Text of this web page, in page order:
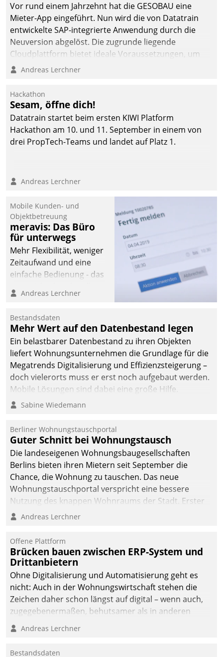
Vor rund einem Jahrzehnt hat die GESOBAU eine
Mieter-App eingeführt. Nun wird die von Datatrain
entwickelte SAP-integrierte Anwendung durch die
Neuversion abgelöst. Die zugrunde liegende
Cloudplattform bietet ideale Voraussetzungen, um
die Funktionalität der App zu erweitern und weitere
integrieren.
Andreas Lerchner
Hackathon
Sesam, öffne dich!
Datatrain startet beim ersten KIWI Platform
Hackathon am 10. und 11. September in einem von
drei PropTech-Teams und landet auf Platz 1.
Andreas Lerchner
Mobile Kunden- und
Objektbetreuung
meravis: Das Büro
für unterwegs
Mehr Flexibilität, weniger
Zeitaufwand und eine
einfache Bedienung - das
Cockpit für mobile
Datatrain. Die meravis
Wohnungsbau- und
Immobilien GmbH hat
sich dabei für den Betrieb
der Lösung über die SAP
Cloud Platform
entschieden - als erstes
Unternehmen am
Andreas Lerchner
Bestandsdaten
Mehr Wert auf den Datenbestand legen
Ein belastbarer Datenbestand zu ihren Objekten
liefert Wohnungsunternehmen die Grundlage für die
Megatrends Digitalisierung und Effizienzsteigerung –
doch vielerorts muss er erst noch aufgebaut werden.
Mobile Lösungen sind dabei eine große Hilfe.
Sabine Wiedemann
Berliner Wohnungstauschportal
Guter Schnitt bei Wohnungstausch
Die landeseigenen Wohnungsbaugesellschaften
Berlins bieten ihren Mietern seit September die
Chance, die Wohnung zu tauschen. Das neue
Wohnungstauschportal verspricht eine bessere
Nutzung des knappen Wohnraums der Stadt. Erster
Anwendungsfall für Datatrains Lösung API-Hub mit
Unternehmen.
Andreas Lerchner
Offene Plattform
Brücken bauen zwischen ERP-System und
Drittanbietern
Ohne Digitalisierung und Automatisierung geht es
nicht: Auch in der Wohnungswirtschaft stehen die
Zeichen daher schon längst auf digital – wenn auch,
zugegebenermaßen, behutsamer als in anderen
Branchen.
Andreas Lerchner
Bestandsdaten